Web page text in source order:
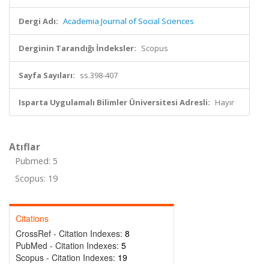
Dergi Adı: Academia Journal of Social Sciences
Derginin Tarandığı İndeksler: Scopus
Sayfa Sayıları: ss.398-407
Isparta Uygulamalı Bilimler Üniversitesi Adresli: Hayır
Atıflar
Pubmed: 5
Scopus: 19
Citations
CrossRef - Citation Indexes: 8
PubMed - Citation Indexes: 5
Scopus - Citation Indexes: 19